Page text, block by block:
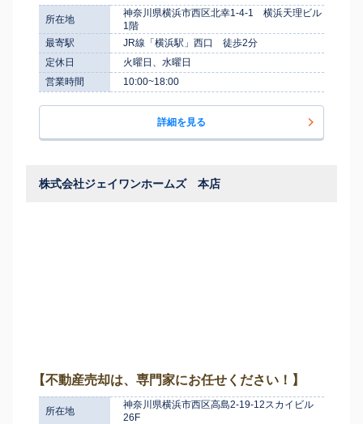
所在地
神奈川県横浜市西区北幸1-4-1 横浜天理ビル
1階
最寄駅
JR線「横浜駅」西口 徒歩2分
定休日
火曜日、水曜日
営業時間
10:00~18:00
詳細を見る
株式会社ジェイワンホームズ 本店
【不動産売却は、専門家にお任せください！】
所在地
神奈川県横浜市西区高島2-19-12スカイビル
26F